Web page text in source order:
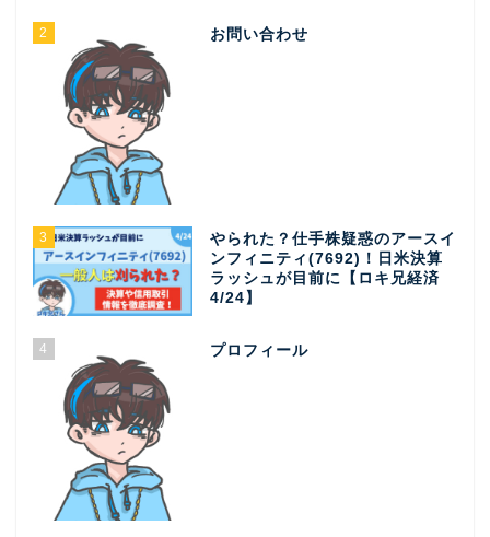
2 お問い合わせ
3
やられた？仕手株疑惑のアースイ
ンフィニティ(7692)！日米決算
ラッシュが目前に【ロキ兄経済
4/24】
4 プロフィール